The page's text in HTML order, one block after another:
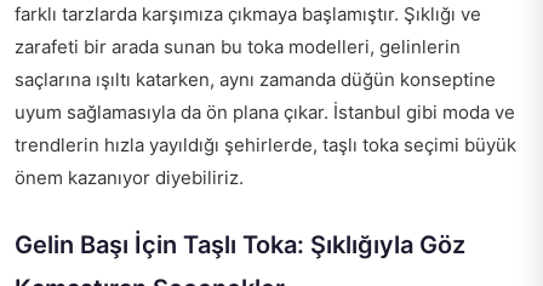
farklı tarzlarda karşımıza çıkmaya başlamıştır. Şıklığı ve
zarafeti bir arada sunan bu toka modelleri, gelinlerin
saçlarına ışıltı katarken, aynı zamanda düğün konseptine
uyum sağlamasıyla da ön plana çıkar. İstanbul gibi moda ve
trendlerin hızla yayıldığı şehirlerde, taşlı toka seçimi büyük
önem kazanıyor diyebiliriz.
Gelin Başı İçin Taşlı Toka: Şıklığıyla Göz